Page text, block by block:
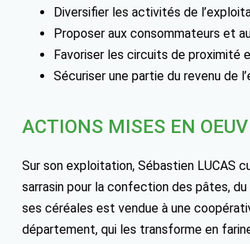
Diversifier les activités de
Proposer aux consommateurs et
Favoriser les circuits de proximité
Sécuriser une partie du revenu de
ACTIONS MISES EN
Sur son exploitation, Sébastien LUCAS
sarrasin pour la confection des pâtes, du
ses céréales est vendue à une
département, qui les transforme en